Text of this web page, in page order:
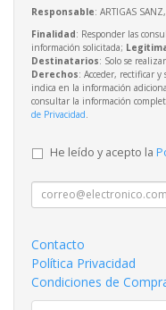
Responsable: ARTIGAS
Finalidad: Responder las
información solicitada;
Destinatarios: Solo se
Derechos: Acceder, rectificar y
indica en la información
consultar la información
de Privacidad
He leído y acepto la
Contacto
Política Privacidad
Condiciones de